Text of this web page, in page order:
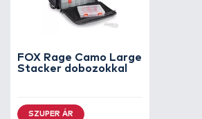
FOX Rage Camo Large
Stacker dobozokkal
SZUPER ÁR